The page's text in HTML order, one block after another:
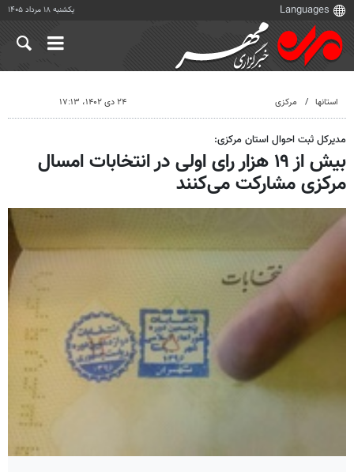
یکشنبه ۱۸ مرداد ۱۴۰۵
استانها مرکزی ۲۴ دی ۱۴۰۲، ۱۷:۱۳
مدیرکل ثبت احوال استان مرکزی:
بیش از ۱۹ هزار رای اولی در انتخابات امسال‌
مرکزی مشارکت می‌کنند